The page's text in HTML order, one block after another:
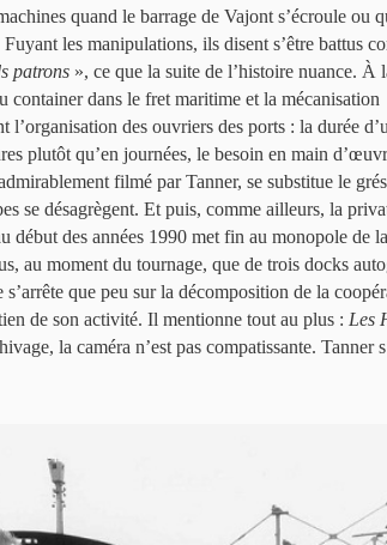
quand le barrage de Vajont s’écroule ou
les manipulations, ils disent s’être battus
patrons », ce que la suite de l’histoire nuance. À
container dans le fret maritime et la mécanisation
l’organisation des ouvriers des ports : la durée
plutôt qu’en journées, le besoin en main
filmé par Tanner, se substitue le
se désagrègent. Et puis, comme ailleurs, la
début des années 1990 met fin au monopole de la
au moment du tournage, que de trois docks
que peu sur la décomposition de la
de son activité. Il mentionne tout au plus : Les
la caméra n’est pas compatissante. Tanner